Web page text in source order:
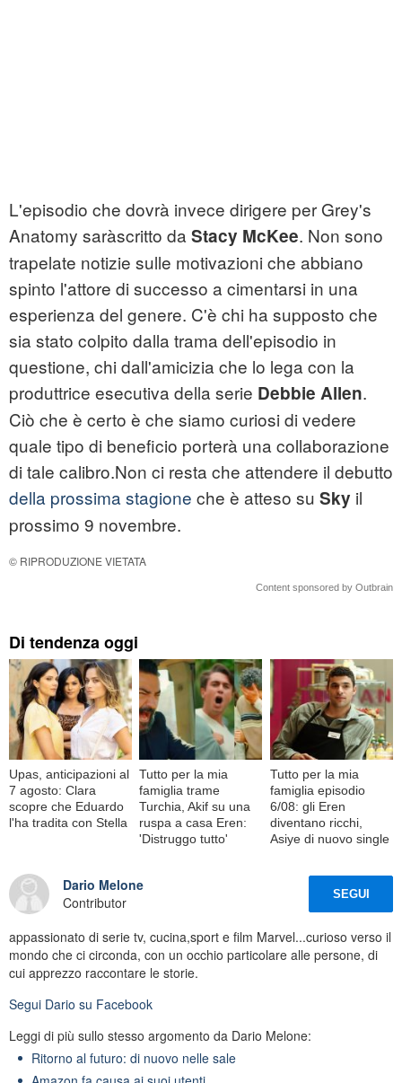
L'episodio che dovrà invece dirigere per Grey's
Anatomy saràscritto da Stacy McKee. Non sono
trapelate notizie sulle motivazioni che abbiano
spinto l'attore di successo a cimentarsi in una
esperienza del genere. C'è chi ha supposto che
sia stato colpito dalla trama dell'episodio in
questione, chi dall'amicizia che lo lega con la
produttrice esecutiva della serie Debbie Allen.
Ciò che è certo è che siamo curiosi di vedere
quale tipo di beneficio porterà una collaborazione
di tale calibro.Non ci resta che attendere il debutto
della prossima stagione che è atteso su Sky il
prossimo 9 novembre.
© RIPRODUZIONE VIETATA
Content sponsored by Outbrain
Di tendenza oggi
Upas, anticipazioni al
7 agosto: Clara
scopre che Eduardo
l'ha tradita con Stella
Tutto per la mia
famiglia trame
Turchia, Akif su una
ruspa a casa Eren:
'Distruggo tutto'
Tutto per la mia
famiglia episodio
6/08: gli Eren
diventano ricchi,
Asiye di nuovo single
Dario Melone
Contributor
SEGUI
appassionato di serie tv, cucina,sport e film Marvel...curioso verso il
mondo che ci circonda, con un occhio particolare alle persone, di
cui apprezzo raccontare le storie.
Segui Dario su Facebook
Leggi di più sullo stesso argomento da Dario Melone:
Ritorno al futuro: di nuovo nelle sale